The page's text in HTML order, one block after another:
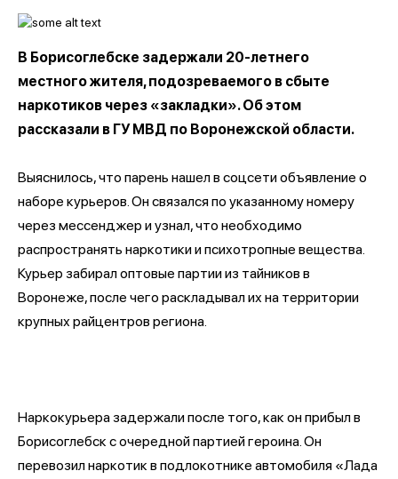
В Борисоглебске задержали 20-летнего
местного жителя, подозреваемого в сбыте
наркотиков через «закладки». Об этом
рассказали в ГУ МВД по Воронежской области.
Выяснилось, что парень нашел в соцсети объявление о
наборе курьеров. Он связался по указанному номеру
через мессенджер и узнал, что необходимо
распространять наркотики и психотропные вещества.
Курьер забирал оптовые партии из тайников в
Воронеже, после чего раскладывал их на территории
крупных райцентров региона.
Наркокурьера задержали после того, как он прибыл в
Борисоглебск с очередной партией героина. Он
перевозил наркотик в подлокотнике автомобиля «Лада